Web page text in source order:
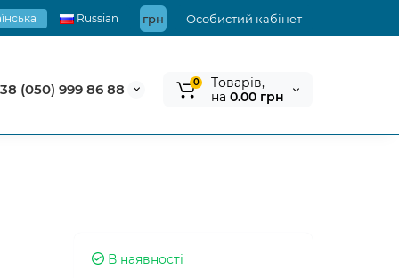
Особистий кабінет
грн
Russian
(050) 999 86 88 0
Tоварів,
на 0.00 грн
В наявності